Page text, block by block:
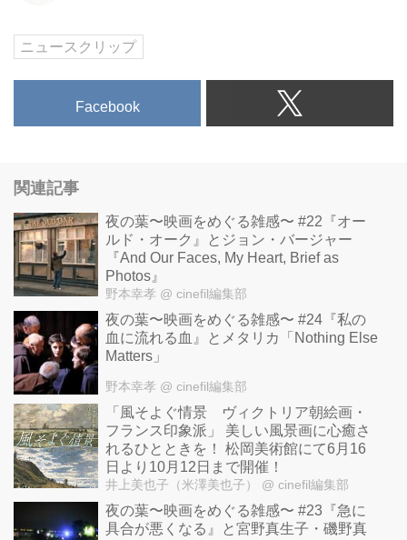
ニュースクリップ
Facebook
関連記事
夜の葉〜映画をめぐる雑感〜 #22『オー
ルド・オーク』とジョン・バージャー
『And Our Faces, My Heart, Brief as
Photos』
野本幸孝 @ cinefil編集部
夜の葉〜映画をめぐる雑感〜 #24『私の
血に流れる血』とメタリカ「Nothing Else
Matters」
野本幸孝 @ cinefil編集部
「風そよぐ情景 ヴィクトリア朝絵画・
フランス印象派」 美しい風景画に心癒さ
れるひとときを！ 松岡美術館にて6月16
日より10月12日まで開催！
井上美也子（米澤美也子） @ cinefil編集部
夜の葉〜映画をめぐる雑感〜 #23『急に
具合が悪くなる』と宮野真生子・磯野真